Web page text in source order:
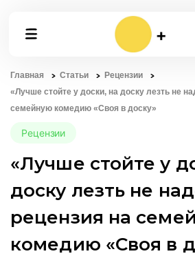
Главная Статьи
Рецензии
«Лучше стойте у доски, на доску лезть не
семейную комедию «Своя в доску»
Рецензии
«Лучше стойте у
доску лезть не
рецензия на
комедию «Своя в